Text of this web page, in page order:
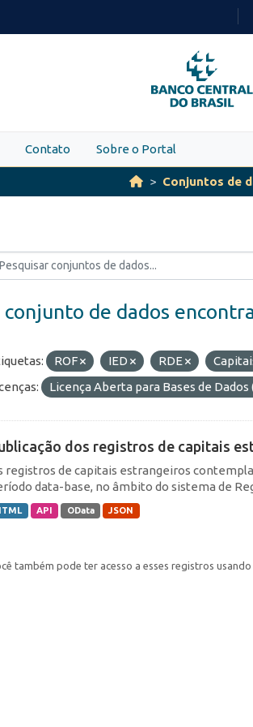
PARA
O
CONTEÚDO
Contato Sobre o Portal
Conjuntos de
conjunto de dados
ROF IED RDE
Licença Aberta para Bases de
dos registros de capitais
registros de capitais estrangeiros
data-base, no âmbito do sistema de
API OData JSON
também pode ter acesso a esses registros usando